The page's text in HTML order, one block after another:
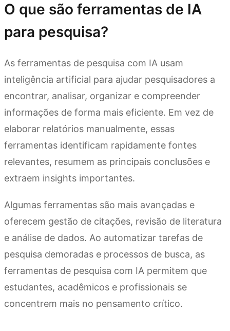
O que são ferramentas de IA
para pesquisa?
As ferramentas de pesquisa com IA usam
inteligência artificial para ajudar pesquisadores a
encontrar, analisar, organizar e compreender
informações de forma mais eficiente. Em vez de
elaborar relatórios manualmente, essas
ferramentas identificam rapidamente fontes
relevantes, resumem as principais conclusões e
extraem insights importantes.
Algumas ferramentas são mais avançadas e
oferecem gestão de citações, revisão de literatura
e análise de dados. Ao automatizar tarefas de
pesquisa demoradas e processos de busca, as
ferramentas de pesquisa com IA permitem que
estudantes, acadêmicos e profissionais se
concentrem mais no pensamento crítico.